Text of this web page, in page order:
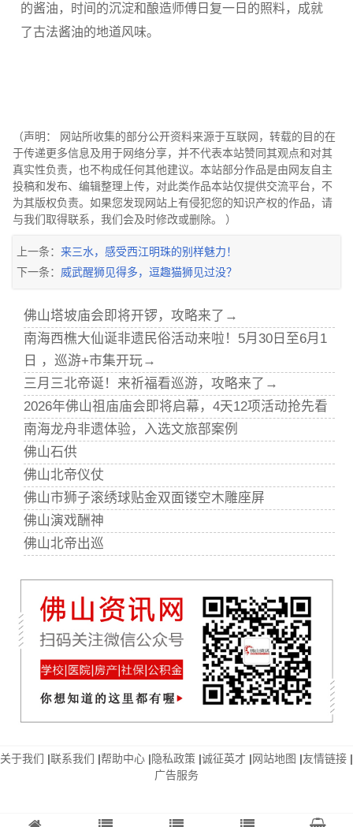
的酱油，时间的沉淀和酿造师傅日复一日的照料，成就
了古法酱油的地道风味。
（声明： 网站所收集的部分公开资料来源于互联网，转载的目的在
于传递更多信息及用于网络分享，并不代表本站赞同其观点和对其
真实性负责，也不构成任何其他建议。本站部分作品是由网友自主
投稿和发布、编辑整理上传，对此类作品本站仅提供交流平台，不
为其版权负责。如果您发现网站上有侵犯您的知识产权的作品，请
与我们取得联系，我们会及时修改或删除。 ）
上一条： 来三水，感受西江明珠的别样魅力！
下一条： 威武醒狮见得多，逗趣猫狮见过没？
佛山塔坡庙会即将开锣，攻略来了→
南海西樵大仙诞非遗民俗活动来啦！5月30日至6月1
日 ，巡游+市集开玩→
三月三北帝诞！来祈福看巡游，攻略来了→
2026年佛山祖庙庙会即将启幕，4天12项活动抢先看
南海龙舟非遗体验，入选文旅部案例
佛山石供
佛山北帝仪仗
佛山市狮子滚绣球贴金双面镂空木雕座屏
佛山演戏酬神
佛山北帝出巡
关于我们 |联系我们 |帮助中心 |隐私政策 |诚征英才 |网站地图 |友情链接 |
广告服务